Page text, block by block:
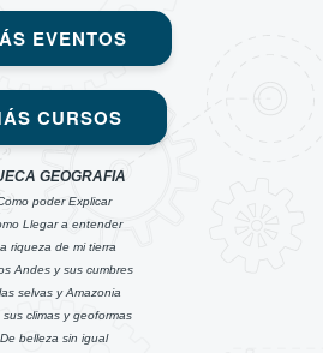
EVENTOS
CURSOS
GEOGRAFIA
poder Explicar
Llegar a entender
riqueza de mi tierra
Andes y sus cumbres
selvas y Amazonia
sus climas y geoformas
De belleza sin igual